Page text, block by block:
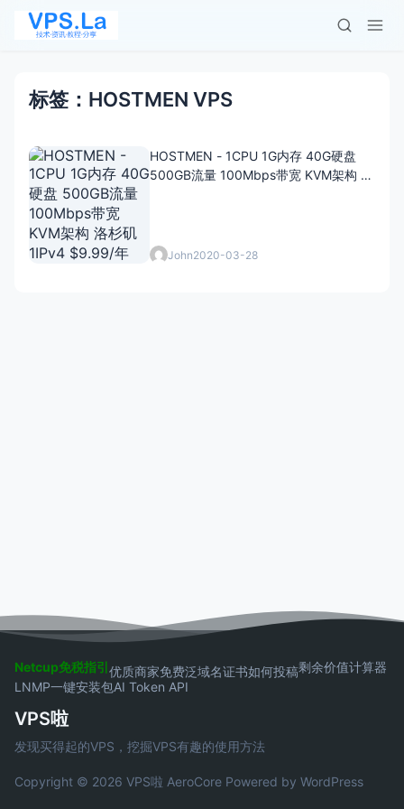
标签：HOSTMEN VPS
HOSTMEN - 1CPU 1G内存 40G硬盘
500GB流量 100Mbps带宽 KVM架构 洛
John2020-03-28
Netcup免税指引优质商家免费泛域名证书如何投稿剩余价值计算器
LNMP一键安装包AI Token API
VPS啦
发现买得起的VPS，挖掘VPS有趣的使用方法
Copyright © 2026 VPS啦 AeroCore Powered by WordPress